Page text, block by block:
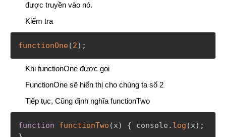
được truyền vào nó.
Kiểm tra
functionOne(2) ;
Khi functionOne được gọi
FunctionOne sẽ hiển thị cho chúng ta số 2
Tiếp tục, Cũng định nghĩa functionTwo
function functionTwo (x) { console . log (x) ;